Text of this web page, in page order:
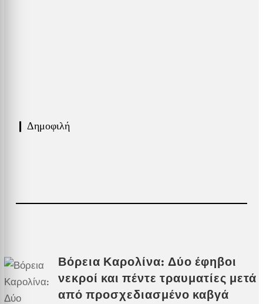
❙ Δημοφιλή
Βόρεια Καρολίνα: Δύο έφηβοι
νεκροί και πέντε τραυματίες μετά
από προσχεδιασμένο καβγά